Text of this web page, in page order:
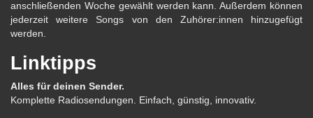
anschließenden Woche gewählt werden kann. Außerdem können
jederzeit weitere Songs von den Zuhörer:innen hinzugefügt
werden.
Linktipps
Alles für deinen Sender.
Komplette Radiosendungen. Einfach, günstig, innovativ.